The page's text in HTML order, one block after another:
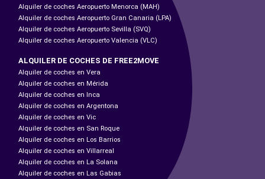
Alquiler de coches Aeropuerto Menorca (MAH)
Alquiler de coches Aeropuerto Gran Canaria (LPA)
Alquiler de coches Aeropuerto Sevilla (SVQ)
Alquiler de coches Aeropuerto Valencia (VLC)
ALQUILER DE COCHES DE FREE2MOVE
Alquiler de coches en Vera
Alquiler de coches en Mérida
Alquiler de coches en Inca
Alquiler de coches en Argentona
Alquiler de coches en Vic
Alquiler de coches en San Roque
Alquiler de coches en Los Barrios
Alquiler de coches en Villarreal
Alquiler de coches en La Solana
Alquiler de coches en Las Gabias